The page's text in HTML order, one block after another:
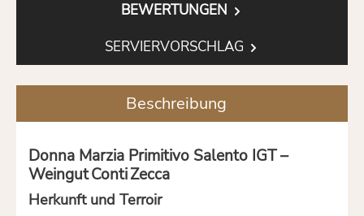
BEWERTUNGEN
SERVIERVORSCHLAG
Beschreibung
Donna Marzia Primitivo Salento IGT –
Weingut Conti Zecca
Herkunft und Terroir